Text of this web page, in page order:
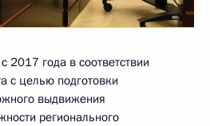
2017 года в соответствии
с целью подготовки
выдвижения
регионального